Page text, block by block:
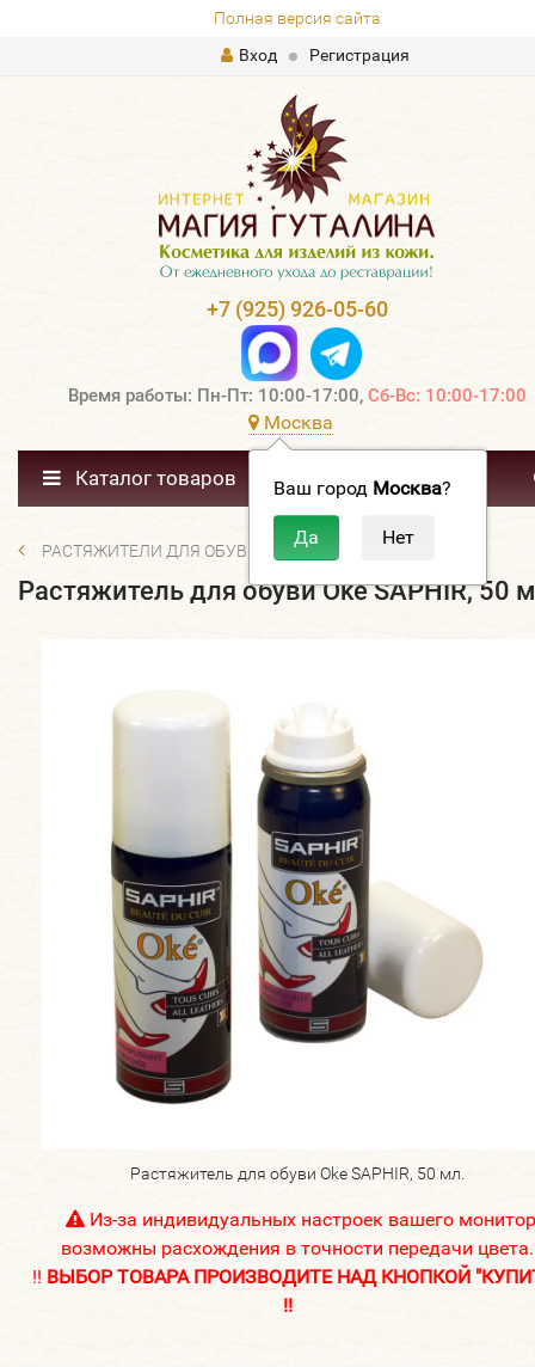
Полная версия сайта
Вход
Регистрация
+7 (925) 926-05-60
Время работы: Пн-Пт: 10:00-17:00, Сб-Вс: 10:00-17:00
Москва
Ваш город Москва?
Каталог товаров
РАСТЯЖИТЕЛИ ДЛЯ ОБУВИ
Растяжитель для обуви Oke SAPHIR, 50
Растяжитель для обуви Oke SAPHIR, 50 мл.
Из-за индивидуальных настроек вашего
возможны расхождения в точности передачи цвета.
!! ВЫБОР ТОВАРА ПРОИЗВОДИТЕ НАД КНОПКОЙ
!!